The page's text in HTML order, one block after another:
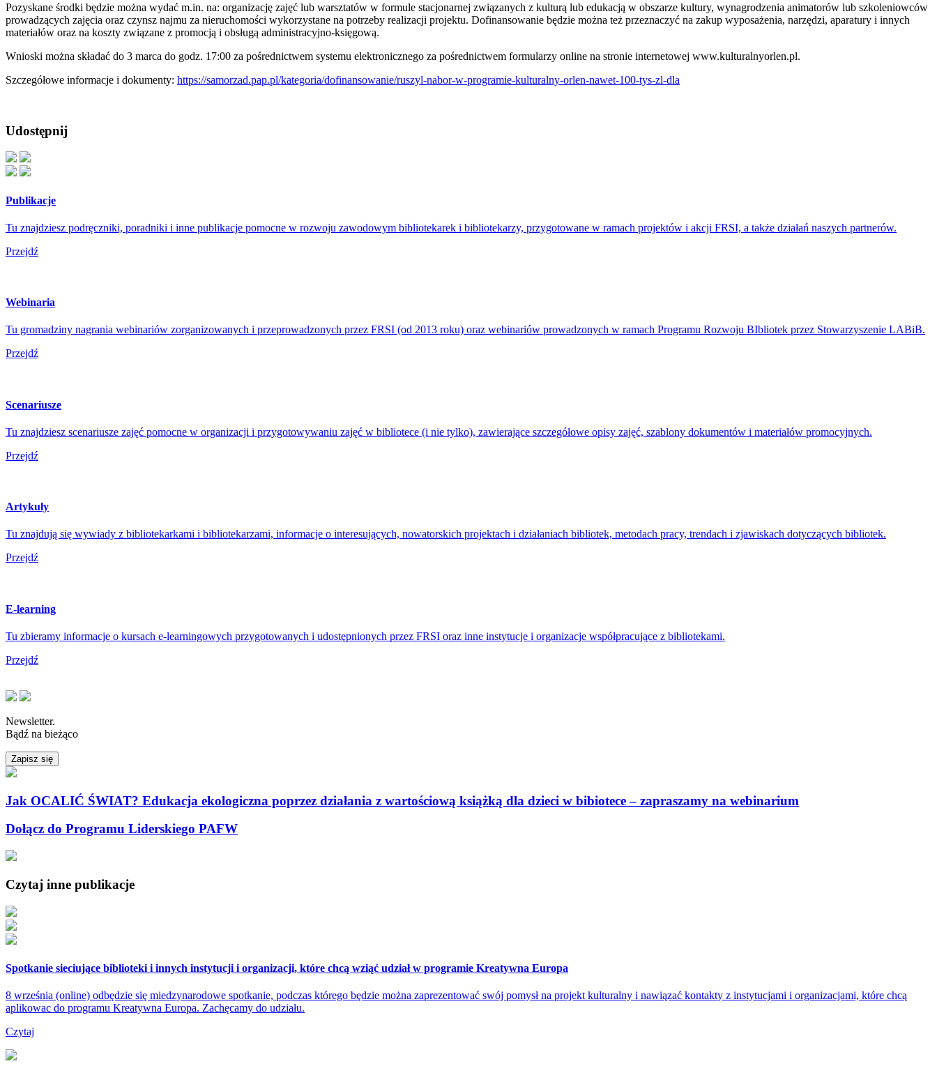
Pozyskane środki będzie można wydać m.in. na: organizację zajęć lub warsztatów w formule stacjonarnej związanych z kulturą lub edukacją w obszarze kultury, wynagrodzenia animatorów lub szkoleniowców
prowadzących zajęcia oraz czynsz najmu za nieruchomości wykorzystane na potrzeby realizacji projektu. Dofinansowanie będzie można też przeznaczyć na zakup wyposażenia, narzędzi, aparatury i innych
materiałów oraz na koszty związane z promocją i obsługą administracyjno-księgową.
Wnioski można składać do 3 marca do godz. 17:00 za pośrednictwem systemu elektronicznego za pośrednictwem formularzy online na stronie internetowej www.kulturalnyorlen.pl.
Szczegółowe informacje i dokumenty: https://samorzad.pap.pl/kategoria/dofinansowanie/ruszyl-nabor-w-programie-kulturalny-orlen-nawet-100-tys-zl-dla
Udostępnij
Publikacje
Tu znajdziesz podręczniki, poradniki i inne publikacje pomocne w rozwoju zawodowym bibliotekarek i bibliotekarzy, przygotowane w ramach projektów i akcji FRSI, a także działań naszych partnerów.
Przejdź
Webinaria
Tu gromadziny nagrania webinariów zorganizowanych i przeprowadzonych przez FRSI (od 2013 roku) oraz webinariów prowadzonych w ramach Programu Rozwoju BIbliotek przez Stowarzyszenie LABiB.
Przejdź
Scenariusze
Tu znajdziesz scenariusze zajęć pomocne w organizacji i przygotowywaniu zajęć w bibliotece (i nie tylko), zawierające szczegółowe opisy zajęć, szablony dokumentów i materiałów promocyjnych.
Przejdź
Artykuły
Tu znajdują się wywiady z bibliotekarkami i bibliotekarzami, informacje o interesujących, nowatorskich projektach i działaniach bibliotek, metodach pracy, trendach i zjawiskach dotyczących bibliotek.
Przejdź
E-learning
Tu zbieramy informacje o kursach e-learningowych przygotowanych i udostępnionych przez FRSI oraz inne instytucje i organizacje współpracujące z bibliotekami.
Przejdź
Newsletter.
Bądź na bieżąco
Zapisz się
Jak OCALIĆ ŚWIAT? Edukacja ekologiczna poprzez działania z wartościową książką dla dzieci w bibiotece – zapraszamy na webinarium
Dołącz do Programu Liderskiego PAFW
Czytaj inne publikacje
Spotkanie sieciujące biblioteki i innych instytucji i organizacji, które chcą wziąć udział w programie Kreatywna Europa
8 września (online) odbędzie się miedzynarodowe spotkanie, podczas którego będzie można zaprezentować swój pomysł na projekt kulturalny i nawiązać kontakty z instytucjami i organizacjami, które chcą
aplikowac do programu Kreatywna Europa. Zachęcamy do udziału.
Czytaj